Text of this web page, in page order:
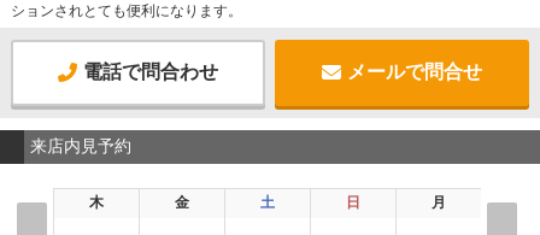
ションされとても便利になります。
電話で問合わせ メールで問合せ
来店内見予約
木 金 土 日 月